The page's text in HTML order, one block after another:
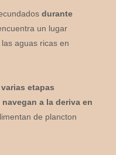
durante
un lugar
aguas ricas en
etapas
a la deriva en
de plancton